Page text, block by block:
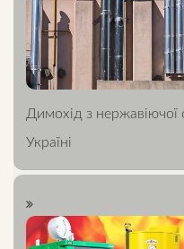
Димохід з нержавіючої
Україні